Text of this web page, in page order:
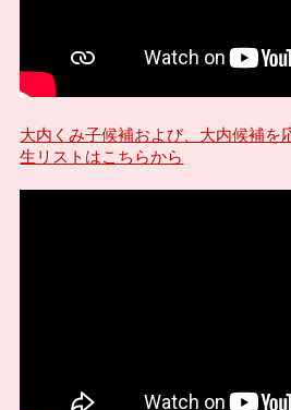
大内くみ子候補および、大内候補を
生リストはこちらから